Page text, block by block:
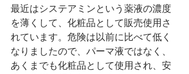
最近はシステアミンという薬液の濃度
を薄くして、化粧品として販売使用さ
れています。危険は以前に比べて低く
なりましたので、パーマ液ではなく、
あくまでも化粧品として使用され、安